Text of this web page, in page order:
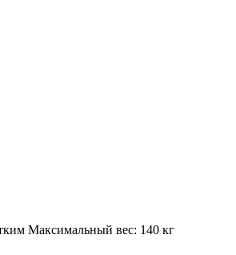
Максимальный вес: 140 кг